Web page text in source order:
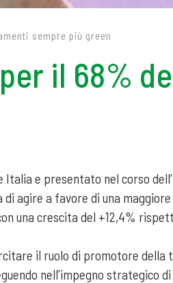
sempre più green
il 68%
e presentato nel corso
di agire a favore di una
una crescita del +12,4%
il ruolo di promotore della
nell’impegno